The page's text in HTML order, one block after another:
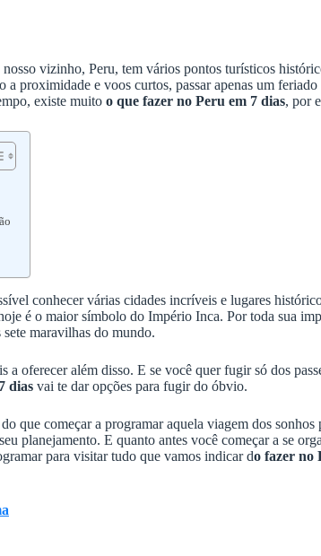
vizinho, Peru, tem vários pontos turísticos
a proximidade e voos curtos, passar apenas um
existe muito o que fazer no Peru em 7 dias, por
conhecer várias cidades incríveis e lugares
é o maior símbolo do Império Inca. Por toda sua
maravilhas do mundo.
oferecer além disso. E se você quer fugir só dos
dias vai te dar opções para fugir do óbvio.
que começar a programar aquela viagem dos sonhos
planejamento. E quanto antes você começar a se
para visitar tudo que vamos indicar do fazer no